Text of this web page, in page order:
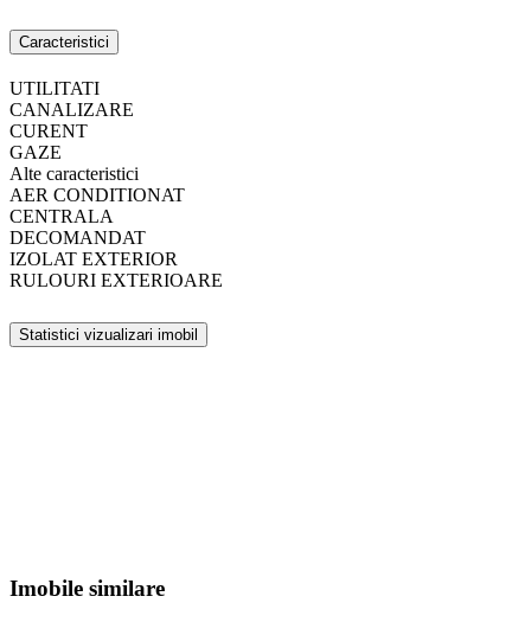
Caracteristici
UTILITATI
CANALIZARE
CURENT
GAZE
Alte caracteristici
AER CONDITIONAT
CENTRALA
DECOMANDAT
IZOLAT EXTERIOR
RULOURI EXTERIOARE
Statistici vizualizari imobil
Imobile similare